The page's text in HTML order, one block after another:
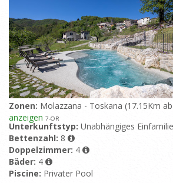
Zonen: Molazzana - Toskana (17.15Km
anzeigen 7-OR
Unterkunftstyp: Unabhängiges
Bettenzahl: 8
Doppelzimmer: 4
Bäder: 4
Piscine: Privater Pool